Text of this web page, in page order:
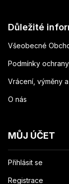
Důležité
Všeobecné
Podmínky
Vrácení, výměny
O nás
MŮJ ÚČET
Přihlásit se
Registrace